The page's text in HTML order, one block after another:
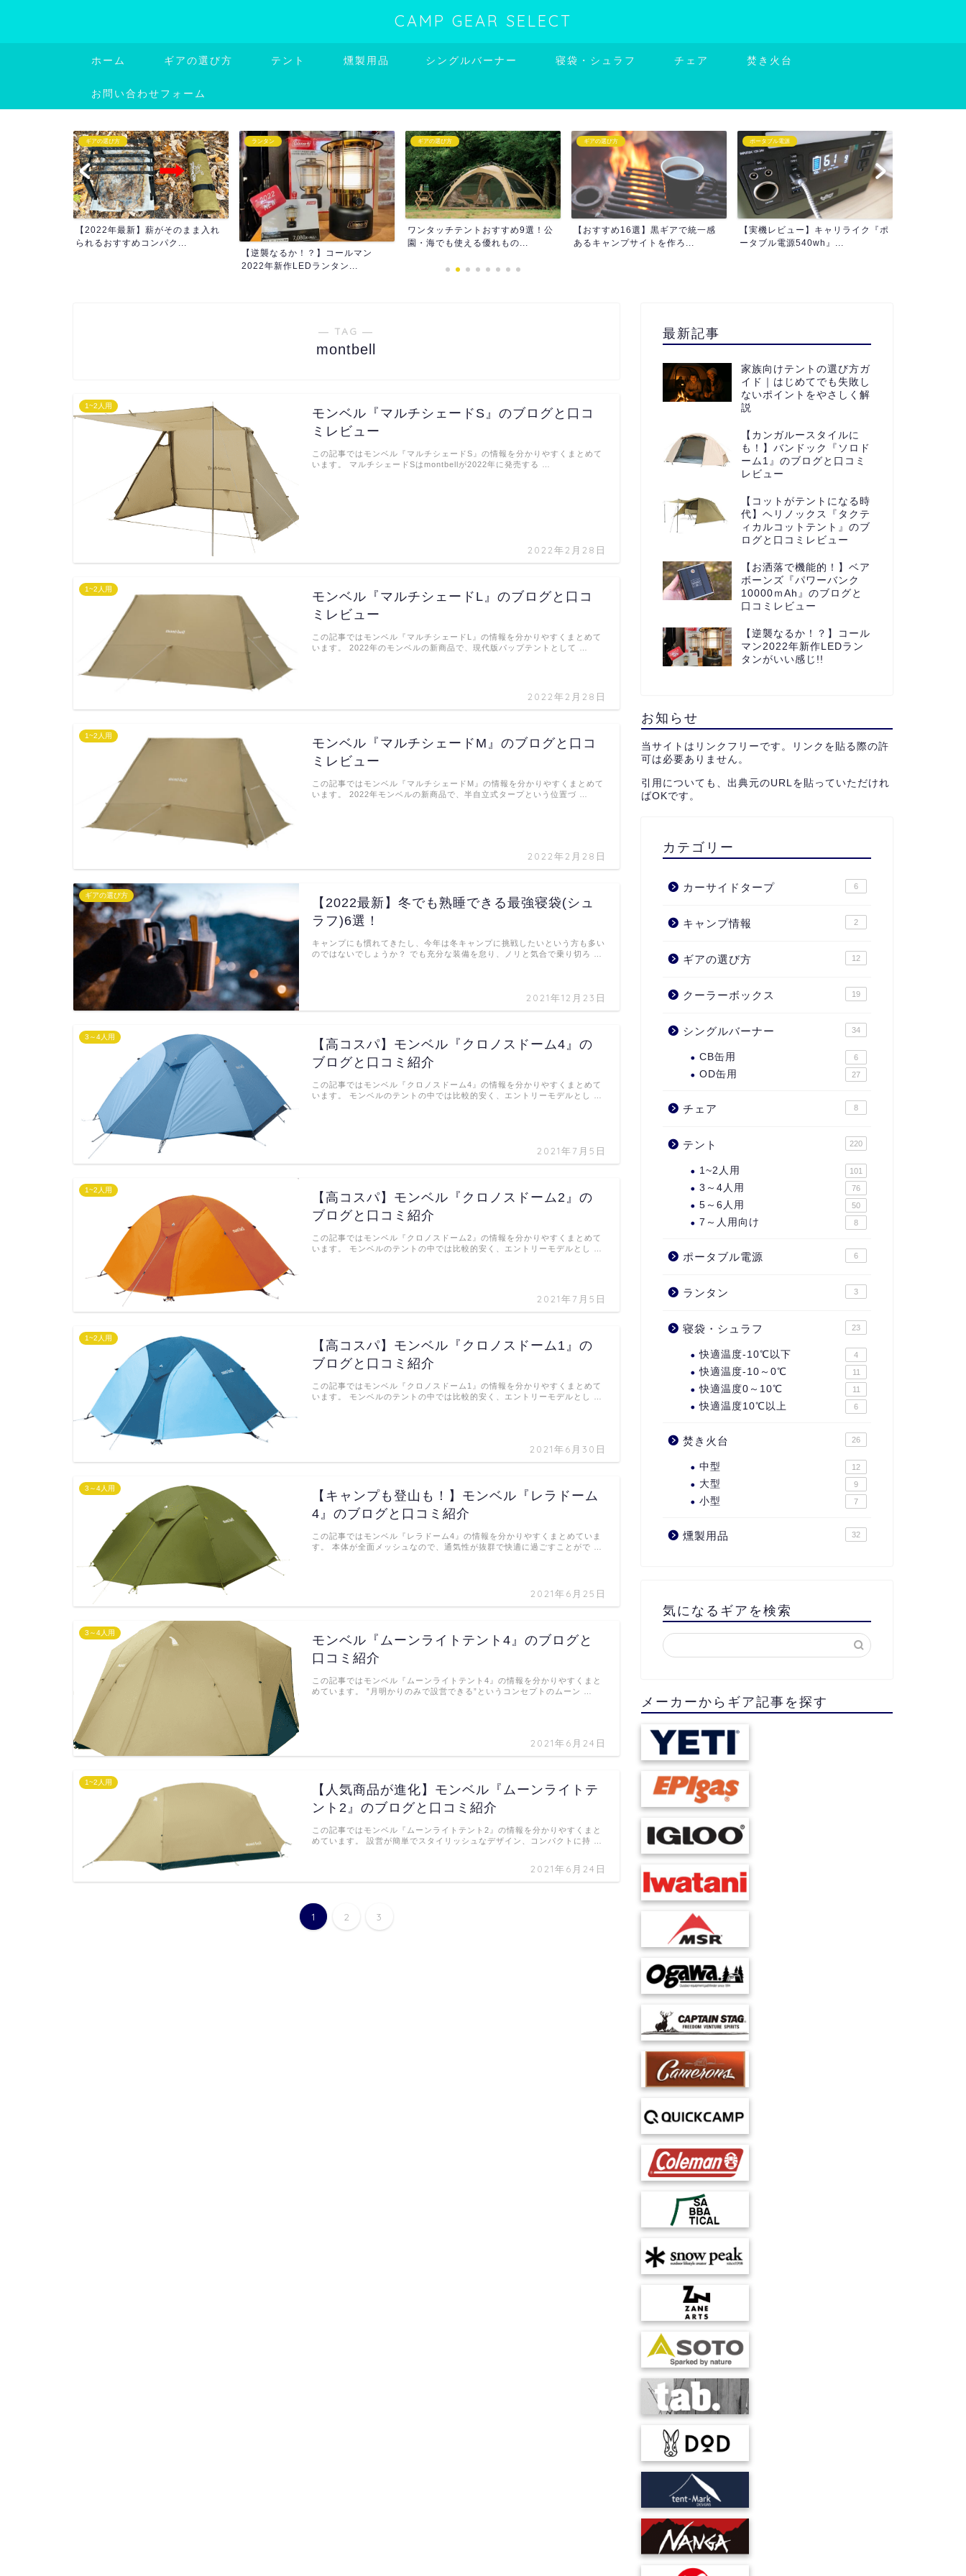
CAMP GEAR SELECT
ホーム ギアの選び方 テント 燻製用品 シングルバーナー 寝袋・シュラフ チェア 焚き火台
お問い合わせフォーム
ランタン ギアの選び方
ワンタッチテントおすすめ9選！公
園・海でも使える優れもの...
ギアの選び方
【おすすめ16選】黒ギアで統一感
あるキャンプサイトを作ろ...
ポータブル電源
【実機レビュー】キャリライク『ポ
ータブル電源540wh』...
中型
【シャキーン！一発展開】鎌倉天幕
『SOLOIST HOM...
― TAG ―
montbell
1~2人用
モンベル『マルチシェードS』のブログと口コ
ミレビュー
2022年2月28日
この記事ではモンベル『マルチシェードS』の情報を分かりやすくまとめて
います。 マルチシェードSはmontbellが2022年に発売する …
1~2人用
モンベル『マルチシェードL』のブログと口コ
ミレビュー
2022年2月28日
この記事ではモンベル『マルチシェードL』の情報を分かりやすくまとめて
います。 2022年のモンベルの新商品で、現代版パップテントとして …
1~2人用
モンベル『マルチシェードM』のブログと口コ
ミレビュー
2022年2月28日
この記事ではモンベル『マルチシェードM』の情報を分かりやすくまとめて
います。 2022年モンベルの新商品で、半自立式タープという位置づ …
ギアの選び方
【2022最新】冬でも熟睡できる最強寝袋(シュ
ラフ)6選！
2021年12月23日
キャンプにも慣れてきたし、今年は冬キャンプに挑戦したいという方も多い
のではないでしょうか？ でも充分な装備を怠り、ノリと気合で乗り切ろ …
3～4人用
【高コスパ】モンベル『クロノスドーム4』の
ブログと口コミ紹介
2021年7月5日
この記事ではモンベル『クロノスドーム4』の情報を分かりやすくまとめて
います。 モンベルのテントの中では比較的安く、エントリーモデルとし …
1~2人用
【高コスパ】モンベル『クロノスドーム2』の
ブログと口コミ紹介
2021年7月5日
この記事ではモンベル『クロノスドーム2』の情報を分かりやすくまとめて
います。 モンベルのテントの中では比較的安く、エントリーモデルとし …
1~2人用
【高コスパ】モンベル『クロノスドーム1』の
ブログと口コミ紹介
2021年6月30日
この記事ではモンベル『クロノスドーム1』の情報を分かりやすくまとめて
います。 モンベルのテントの中では比較的安く、エントリーモデルとし …
3～4人用
【キャンプも登山も！】モンベル『レラドーム
4』のブログと口コミ紹介
2021年6月25日
この記事ではモンベル『レラドーム4』の情報を分かりやすくまとめていま
す。 本体が全面メッシュなので、通気性が抜群で快適に過ごすことがで …
3～4人用
モンベル『ムーンライトテント4』のブログと
口コミ紹介
2021年6月24日
この記事ではモンベル『ムーンライトテント4』の情報を分かりやすくまと
めています。 ”月明かりのみで設営できる”というコンセプトのムーン …
1~2人用
【人気商品が進化】モンベル『ムーンライトテ
ント2』のブログと口コミ紹介
2021年6月24日
この記事ではモンベル『ムーンライトテント2』の情報を分かりやすくまと
めています。 設営が簡単でスタイリッシュなデザイン、コンパクトに持 …
1 2 3
最新記事
家族向けテントの選び方ガ
イド｜はじめてでも失敗し
ないポイントをやさしく解
説
【カンガルースタイルに
も！】バンドック『ソロド
ーム1』のブログと口コミ
レビュー
【コットがテントになる時
代】ヘリノックス『タクテ
ィカルコットテント』のブ
ログと口コミレビュー
【お洒落で機能的！】ベア
ボーンズ『パワーバンク
10000ｍAh』のブログと
口コミレビュー
【逆襲なるか！？】コール
マン2022年新作LEDラン
タンがいい感じ!!
お知らせ
当サイトはリンクフリーです。リンクを貼る際の許
可は必要ありません。
引用についても、出典元のURLを貼っていただけれ
ばOKです。
カテゴリー
カーサイドタープ 6
キャンプ情報 2
ギアの選び方 12
クーラーボックス 19
シングルバーナー 34
CB缶用 6
OD缶用 27
チェア 8
テント 220
1~2人用 101
3～4人用 76
5～6人用 50
7～人用向け 8
ポータブル電源 6
ランタン 3
寝袋・シュラフ 23
快適温度-10℃以下 4
快適温度-10～0℃ 11
快適温度0～10℃ 11
快適温度10℃以上 6
焚き火台 26
中型 12
大型 9
小型 7
燻製用品 32
気になるギアを検索
メーカーからギア記事を探す